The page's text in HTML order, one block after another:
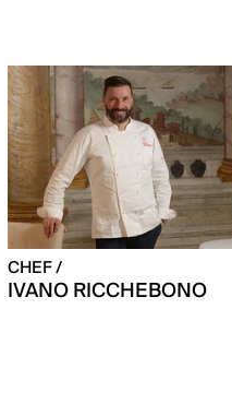
CHEF /
IVANO RICCHEBONO